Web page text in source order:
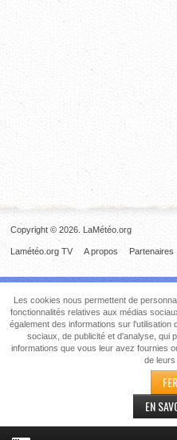
Copyright © 2026. LaMétéo.org
Partenaires
A propos
Lamétéo.org TV
Les cookies nous permettent de
fonctionnalités relatives aux médias
également des informations sur
sociaux, de publicité et d'analyse, qui
informations que vous leur avez fournies
de leurs
EN